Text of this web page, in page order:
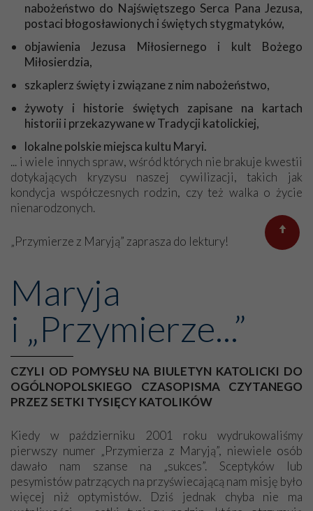
Bożej Fatimskiej. Jak stawałam przed Fatimską Panią,
mówiłam w duchu: „Jesteś taka skromniutka, skromniutka
bez korony”… A teraz moja Dostojna Pani ma koronę!
Serdecznie dziękuję, bardzo się cieszę.
A jeszcze kilka słów o mnie… Jestem schorowaną osobą,
chodzę o lasce. Nie mam już nawet siły iść sama do kościoła –
to około 1 kilometra, ale mój sąsiad zawozi mnie co niedzielę
na Mszę. Mam też problemy ze słuchem. Aparat słuchowy nie
wszędzie zdaje egzamin, szczególnie w kościele, jak kapłan
mówi dalej od mikrofonu, to robi się pogłos, ale jakoś daję
sobie radę. Nie narzekam, bo mam dużą rodzinę i opiekuje się
mną córka. Praktycznie przejęła wszystkie moje obowiązki.
Przepraszam, że nie nadążam za waszymi propozycjami, ale w
miarę możliwości będę wspomagać Stowarzyszenie. Życzę
Z Panem Bogiem!
nabożeństwo do Najświętszego Serca Pana Jezusa,
postaci błogosławionych i świętych stygmatyków,
objawienia Jezusa Miłosiernego i kult Bożego
Miłosierdzia,
szkaplerz święty i związane z nim nabożeństwo,
żywoty i historie świętych zapisane na kartach
historii i przekazywane w Tradycji katolickiej,
lokalne polskie miejsca kultu Maryi.
... i wiele innych spraw, wśród których nie brakuje kwestii
dotykających kryzysu naszej cywilizacji, takich jak
kondycja współczesnych rodzin, czy też walka o życie
nienarodzonych.
„Przymierze z Maryją” zaprasza do lektury!
Maryja
i „Przymierze...”
CZYLI OD POMYSŁU NA BIULETYN KATOLICKI DO
OGÓLNOPOLSKIEGO CZASOPISMA CZYTANEGO
PRZEZ SETKI TYSIĘCY KATOLIKÓW
Kiedy w październiku 2001 roku wydrukowaliśmy
pierwszy numer „Przymierza z Maryją”, niewiele osób
dawało nam szanse na „sukces”. Sceptyków lub
pesymistów patrzących na przyświecającą nam misję było
więcej niż optymistów. Dziś jednak chyba nie ma